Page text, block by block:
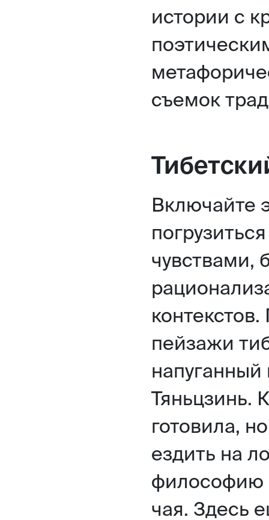
истории с
съемок
Включайте
чувствами,
пейзажи
напуганный
Тяньцзинь.
готовила,
ездить на
философию
чая. Здесь